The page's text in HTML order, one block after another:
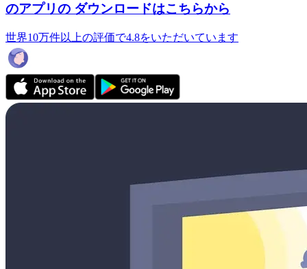
のアプリの ダウンロードはこちらから
世界10万件以上の評価で4.8をいただいています